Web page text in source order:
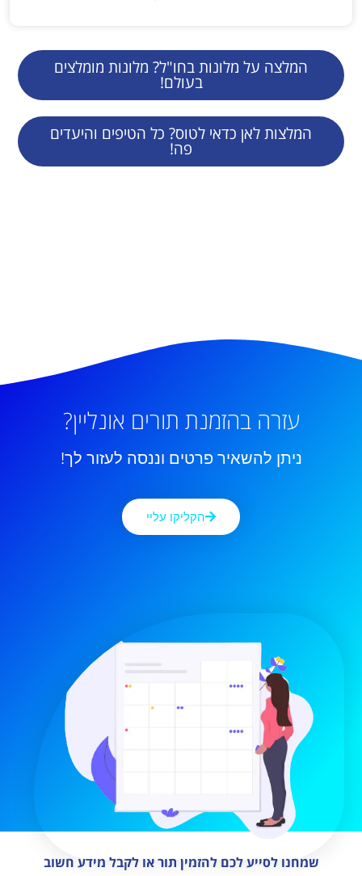
המלצה על מלונות בחו"ל? מלונות מומלצים
בעולם!
המלצות לאן כדאי לטוס? כל הטיפים והיעדים
פה!
עזרה בהזמנת תורים אונליין?
ניתן להשאיר פרטים וננסה לעזור לך!
הקליקו עליי
שמחנו לסייע לכם להזמין תור או לקבל מידע חשוב